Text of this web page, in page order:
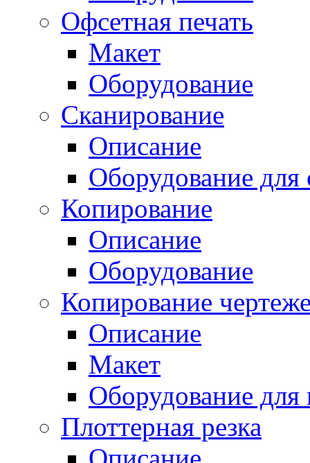
Офсетная печать
Макет
Оборудование
Сканирование
Описание
Оборудование для
Копирование
Описание
Оборудование
Копирование
Описание
Макет
Оборудование для
Плоттерная резка